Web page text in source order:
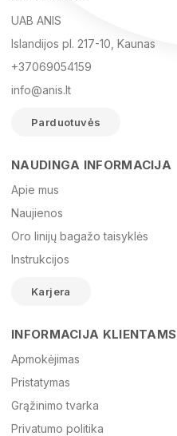
El. paštas
Žinutė
UAB ANIS
Islandijos pl. 217-10, Kaunas
+37069054159
info@anis.lt
Parduotuvės
NAUDINGA INFORMACIJA
Apie mus
Naujienos
Oro linijų bagažo taisyklės
Instrukcijos
Karjera
INFORMACIJA KLIENTAMS
Apmokėjimas
Pristatymas
Grąžinimo tvarka
Privatumo politika